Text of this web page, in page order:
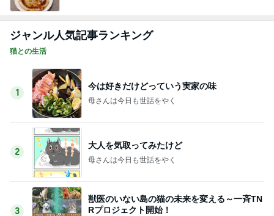
ジャンル人気記事ランキング
猫との生活
1
今は好きだけどっていう実家の味
母さんは今日も世話をやく
2
大人を気取ってみたけど
母さんは今日も世話をやく
3
獣医のいない島の猫の未来を変える～一斉TN
Rプロジェクト開始！